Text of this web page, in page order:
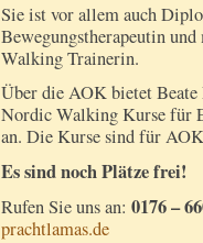
Sie ist vor allem auch
Bewegungstherapeutin
Walking Trainerin.
Über die AOK bietet Beate
Nordic Walking Kurse für
an. Die Kurse sind für
Es sind noch Plätze frei!
Rufen Sie uns an: 0176 –
prachtlamas.de